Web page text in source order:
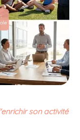
son activité